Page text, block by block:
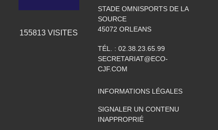
155813 VISITES
STADE OMNISPORTS DE LA
SOURCE
45072 ORLEANS
TÉL. : 02.38.23.65.99
SECRETARIAT@ECO-
CJF.COM
INFORMATIONS LÉGALES
SIGNALER UN CONTENU
INAPPROPRIÉ